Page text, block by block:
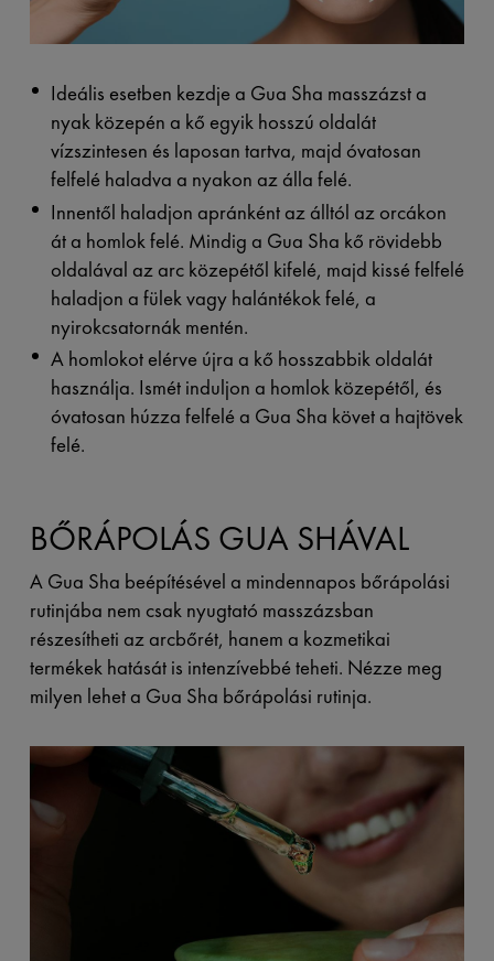
Ideális esetben kezdje a Gua Sha masszázst a
nyak közepén a kő egyik hosszú oldalát
vízszintesen és laposan tartva, majd óvatosan
felfelé haladva a nyakon az álla felé.
Innentől haladjon apránként az álltól az orcákon
át a homlok felé. Mindig a Gua Sha kő rövidebb
oldalával az arc közepétől kifelé, majd kissé felfelé
haladjon a fülek vagy halántékok felé, a
nyirokcsatornák mentén.
A homlokot elérve újra a kő hosszabbik oldalát
használja. Ismét induljon a homlok közepétől, és
óvatosan húzza felfelé a Gua Sha követ a hajtövek
felé.
BŐRÁPOLÁS GUA SHÁVAL
A Gua Sha beépítésével a mindennapos bőrápolási
rutinjába nem csak nyugtató masszázsban
részesítheti az arcbőrét, hanem a kozmetikai
termékek hatását is intenzívebbé teheti. Nézze meg
milyen lehet a Gua Sha bőrápolási rutinja.